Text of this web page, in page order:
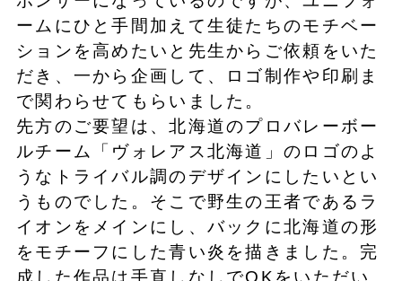
ームにひと手間加えて生徒たちのモチベー
ションを高めたいと先生からご依頼をいた
だき、一から企画して、ロゴ制作や印刷ま
で関わらせてもらいました。
先方のご要望は、北海道のプロバレーボー
ルチーム「ヴォレアス北海道」のロゴのよ
うなトライバル調のデザインにしたいとい
うものでした。そこで野生の王者であるラ
イオンをメインにし、バックに北海道の形
をモチーフにした青い炎を描きました。完
成した作品は手直しなしでOKをいただい